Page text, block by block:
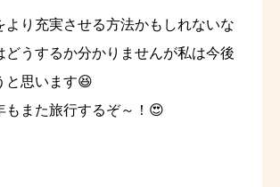
より充実させる方法かもしれないな
どうするか分かりませんが私は今後
と思います😆
もまた旅行するぞ～！😍